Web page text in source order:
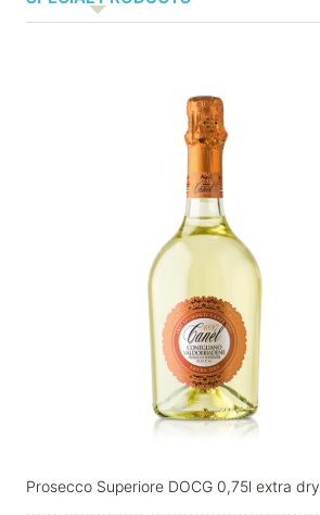
Prosecco Superiore DOCG 0,75l extra dry